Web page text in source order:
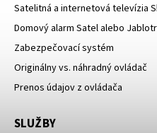
Satelitná a internetová televízia
Domový alarm Satel alebo
Zabezpečovací systém
Originálny vs. náhradný ovládač
Prenos údajov z ovládača
SLUŽBY